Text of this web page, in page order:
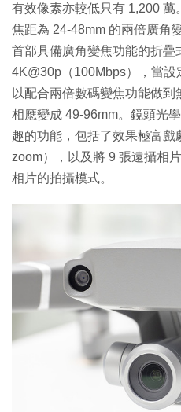
有效像素亦較低只有 1,200
焦距為 24-48mm 的兩倍廣角
首部具備廣角變焦功能的折
4K@30p（100Mbps），當
以配合兩倍數碼變焦功能做
相應變成 49-96mm。鏡頭光
趣的功能，包括了效果極富
zoom），以及將 9 張遠攝相
相片的拍攝模式。